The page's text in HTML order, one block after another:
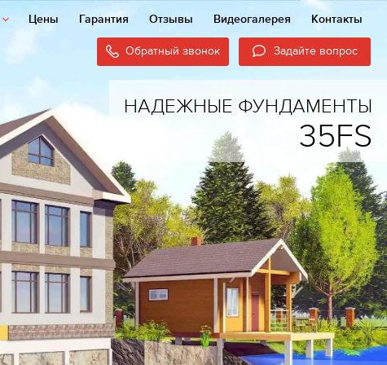
Цены Гарантия Отзывы Видеогалерея Контакты
Обратный звонок Задайте вопрос
НАДЕЖНЫЕ ФУНДАМЕНТЫ
35FS